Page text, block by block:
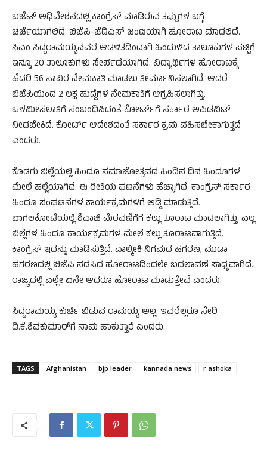
ಬಜೆಟ್‌ ಅಧಿವೇಶನದಲ್ಲಿ ಕಾಂಗ್ರೆಸ್‌ ಮಾಡಿರುವ ತಪ್ಪುಗಳ ಬಗ್ಗೆ
ಚರ್ಚೆಯಾಗಲಿದೆ. ಬಿಜೆಪಿ-ಜೆಡಿಎಸ್‌ ಜಂಟಿಯಾಗಿ ಹೋರಾಟ ಮಾಡಲಿದೆ.
ಸಿಎಂ ಸಿದ್ದರಾಮಯ್ಯನವರ ಆಡಳಿತದಿಂದಾಗಿ ಹಿಂದುಳಿದ ತಾಲೂಕುಗಳ ಪಟ್ಟಿಗೆ
ಇನ್ನೂ 20 ತಾಲೂಕುಗಳು ಸೇರ್ಪಡೆಯಾಗಿದೆ. ವಿದ್ಯಾರ್ಥಿಗಳ ಹೋರಾಟಕ್ಕೆ
ಹೆದರಿ 56 ಸಾವಿರ ನೇಮಕಾತಿ ಮಾಡಲು ತೀರ್ಮಾನಿಸಲಾಗಿದೆ. ಆದರೆ
ಬಿಜೆಪಿಯಿಂದ 2 ಲಕ್ಷ ಹುದ್ದೆಗಳ ನೇಮಕಾತಿಗೆ ಆಗ್ರಹಿಸಲಾಗಿತ್ತು.
ಒಳಮೀಸಲಾತಿಗೆ ಸಂಬಂಧಿಸಿದಂತೆ ಕೋರ್ಟ್‌ಗೆ ಸರ್ಕಾರ ಅಫಿಡವಿಟ್‌
ನೀಡಬೇಕಿದೆ. ಕೋರ್ಟ್‌ ಆದೇಶದಂತೆ ಸರ್ಕಾರ ಕ್ರಮ ವಹಿಸಬೇಕಾಗುತ್ತದೆ
ಎಂದರು.
ಕೊಡಗು ಜಿಲ್ಲೆಯಲ್ಲಿ ಹಿಂದೂ ಸಮಾಜೋತ್ಸವದ ಹಿಂದಿನ ದಿನ ಹಿಂದೂಗಳ
ಮೇಲೆ ಹಲ್ಲೆಯಾಗಿದೆ. ಈ ರೀತಿಯ ಘಟನೆಗಳು ಹೆಚ್ಚಾಗಿದೆ. ಕಾಂಗ್ರೆಸ್‌ ಸರ್ಕಾರ
ಹಿಂದೂ ಸಂಘಟನೆಗಳ ಕಾರ್ಯಕ್ರಮಗಳಿಗೆ ಅಡ್ಡಿ ಮಾಡುತ್ತಿದೆ.
ಬಾಗಲಕೋಟೆಯಲ್ಲಿ ಶಿವಾಜಿ ಮೆರವಣಿಗೆಗೆ ಕಲ್ಲು ತೂರಾಟ ಮಾಡಲಾಗಿತ್ತು. ಎಲ್ಲ
ಜಿಲ್ಲೆಗಳ ಹಿಂದೂ ಕಾರ್ಯಕ್ರಮಗಳ ಮೇಲೆ ಕಲ್ಲು ತೂರಾಟವಾಗುತ್ತಿದೆ.
ಕಾಂಗ್ರೆಸ್‌ ಇದನ್ನು ಮಾಡಿಸುತ್ತಿದೆ. ವಾಲ್ಮೀಕಿ ನಿಗಮದ ಹಗರಣ, ಮುಡಾ
ಹಗರಣದಲ್ಲಿ ಬಿಜೆಪಿ ನಡೆಸಿದ ಹೋರಾಟದಿಂದಲೇ ಬದಲಾವಣೆ ಸಾಧ್ಯವಾಗಿದೆ.
ರಾಜ್ಯದಲ್ಲಿ ಎಲ್ಲೇ ಏನೇ ಆದರೂ ಹೋರಾಟ ಮಾಡುತ್ತೇವೆ ಎಂದರು.
ಸಿದ್ದರಾಮಯ್ಯ ಕುರ್ಚಿ ಬಿಡುವ ರಾಮಯ್ಯ ಅಲ್ಲ. ಇವರೆಲ್ಲರೂ ಸೇರಿ
ಡಿ.ಕೆ.ಶಿವಕುಮಾರ್‌ಗೆ ನಾಮ ಹಾಕುತ್ತಾರೆ ಎಂದರು.
TAGS Afghanistan bjp leader kannada news r.ashoka